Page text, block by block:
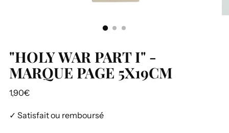
"HOLY WAR PART I" -
MARQUE PAGE 5X19CM
Prix
1,90€
✓ Satisfait ou remboursé